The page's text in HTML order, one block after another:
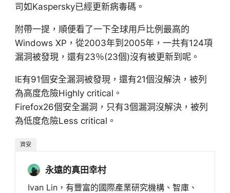
司如Kaspersky已經更新病毒碼。
附帶一提，順便看了一下全球用戶比例最高的
Windows XP，從2003年到2005年，一共有124項
漏洞被發現，還有23％(23個)沒有被更新到呢。
IE有91個安全漏洞被發現，還有21個沒解決，被列
為高度危險Highly critical。
Firefox26個安全漏洞，只有3個漏洞沒解決，被列
為低度危險Less critical。
資安
永遠的真田幸村
Ivan Lin，有豐富的國際產業研究機構、智庫、